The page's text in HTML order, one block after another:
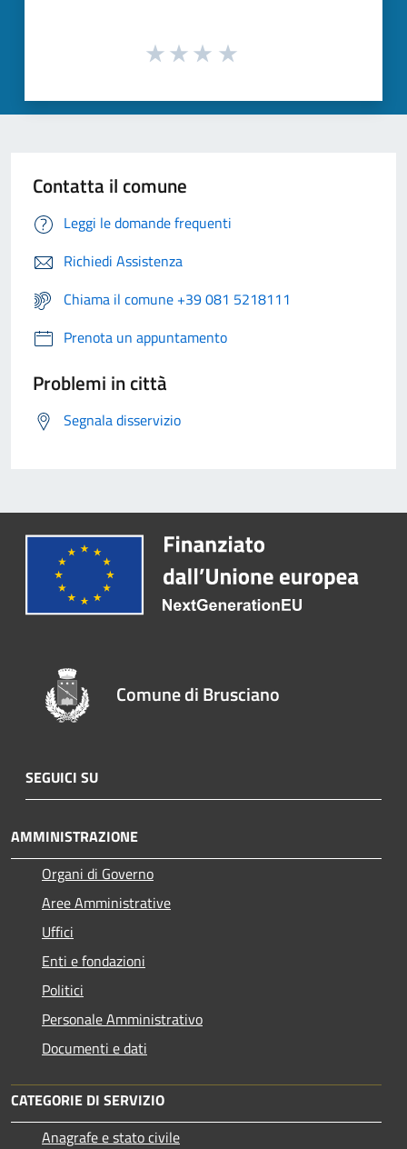
Contatta il comune
Leggi le domande frequenti
Richiedi Assistenza
Chiama il comune +39 081 5218111
Prenota un appuntamento
Problemi in città
Segnala disservizio
Comune di Brusciano
SEGUICI SU
AMMINISTRAZIONE
Organi di Governo
Aree Amministrative
Uffici
Enti e fondazioni
Politici
Personale Amministrativo
Documenti e dati
CATEGORIE DI SERVIZIO
Anagrafe e stato civile